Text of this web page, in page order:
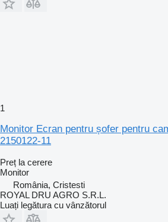
1
Monitor Ecran pentru șofer pentru
2150122-11
Preț la cerere
Monitor
România, Cristesti
ROYAL DRU AGRO S.R.L.
Luați legătura cu vânzătorul